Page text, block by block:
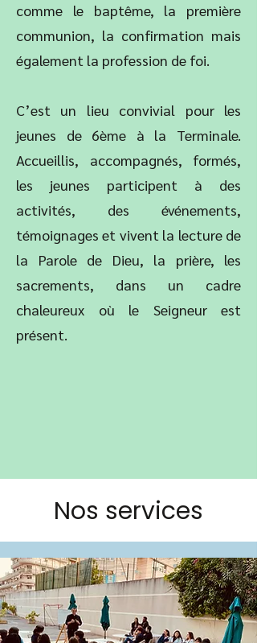
comme le baptême, la première
communion, la confirmation mais
également la profession de foi.
C’est un lieu convivial pour les
jeunes de 6ème à la Terminale.
Accueillis, accompagnés, formés,
les jeunes participent à des
activités, des événements,
témoignages et vivent la lecture de
la Parole de Dieu, la prière, les
sacrements, dans un cadre
chaleureux où le Seigneur est
présent.
Nos services